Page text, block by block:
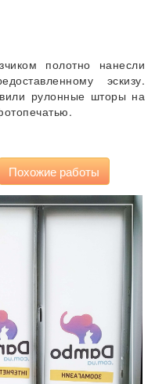
полотно нанесли
эскизу.
рулонные шторы на
Похожие работы